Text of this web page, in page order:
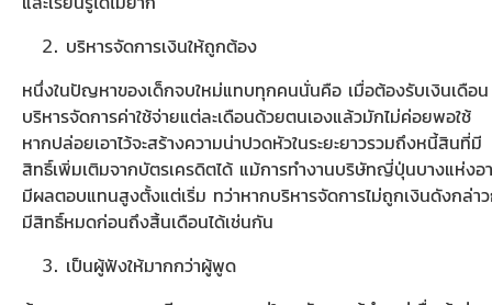
บริหารจัดการเงินให้ถูกต้อง
หนึ่งในปัญหาของเด็กจบใหม่แทบทุกคนนั่นคือ เมื่อต้องรับเงินเดือน
บริหารจัดการค่าใช้จ่ายแต่ละเดือนด้วยตนเองแล้วมักไม่ค่อยพอใช้
หากปล่อยเอาไว้จะสร้างความน่าปวดหัวในระยะยาวรวมถึงหนี้สินที่มี
สิทธิ์เพิ่มเติมจากบัตรเครดิตได้ แม้การทำงานบริษัทญี่ปุ่นบางแห่งอ
มีผลตอบแทนสูงตั้งแต่เริ่ม ทว่าหากบริหารจัดการไม่ถูกเงินดังกล่า
มีสิทธิ์หมดก่อนถึงสิ้นเดือนได้เช่นกัน
เป็นผู้ฟังให้มากกว่าผู้พูด